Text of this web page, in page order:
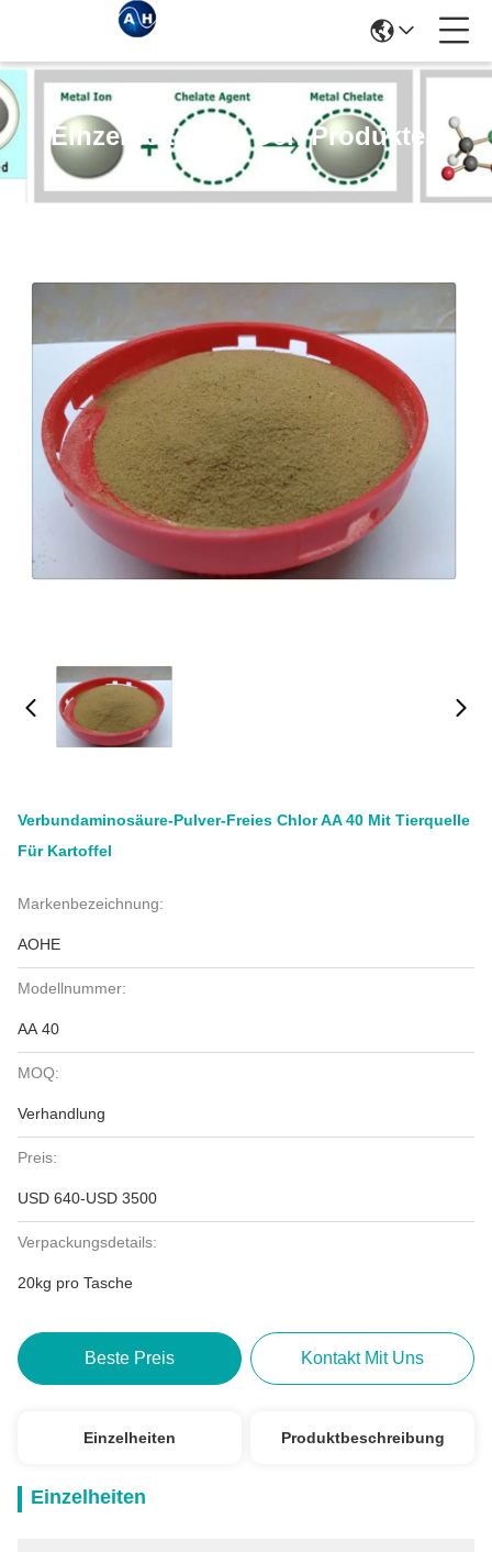
Einzelheiten Zu Den Produkten
Verbundaminosäure-Pulver-Freies Chlor AA 40 Mit Tierquelle
Für Kartoffel
Markenbezeichnung:
AOHE
Modellnummer:
AA 40
MOQ:
Verhandlung
Preis:
USD 640-USD 3500
Verpackungsdetails:
20kg pro Tasche
Beste Preis Kontakt Mit Uns
Einzelheiten Produktbeschreibung
Einzelheiten